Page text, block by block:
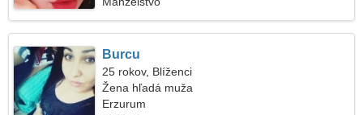
Burcu
25 rokov, Blíženci
Žena hľadá muža
Erzurum